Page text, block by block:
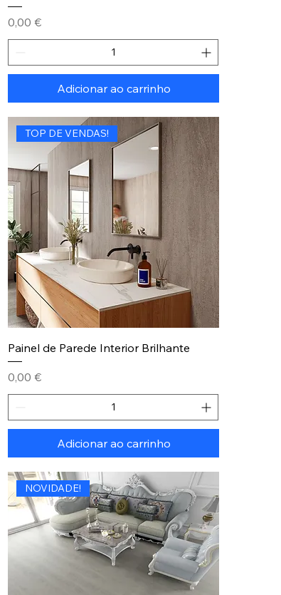
Preço
0,00 €
Adicionar ao carrinho
TOP DE VENDAS!
Painel de Parede Interior Brilhante
Preço
0,00 €
Adicionar ao carrinho
NOVIDADE!